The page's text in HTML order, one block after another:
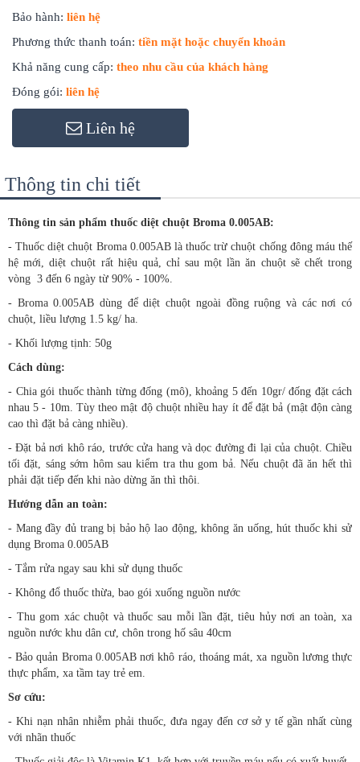
Bảo hành: liên hệ
Phương thức thanh toán: tiền mặt hoặc chuyển khoản
Khả năng cung cấp: theo nhu cầu của khách hàng
Đóng gói: liên hệ
Liên hệ
Thông tin chi tiết
Thông tin sản phẩm thuốc diệt chuột Broma 0.005AB:
- Thuốc diệt chuột Broma 0.005AB là thuốc trừ chuột chống đông máu thế
hệ mới, diệt chuột rất hiệu quả, chỉ sau một lần ăn chuột sẽ chết trong
vòng 3 đến 6 ngày từ 90% - 100%.
- Broma 0.005AB dùng để diệt chuột ngoài đồng ruộng và các nơi có
chuột, liều lượng 1.5 kg/ ha.
- Khối lượng tịnh: 50g
Cách dùng:
- Chia gói thuốc thành từng đống (mô), khoảng 5 đến 10gr/ đống đặt cách
nhau 5 - 10m. Tùy theo mật độ chuột nhiều hay ít để đặt bả (mật độn càng
cao thì đặt bả càng nhiều).
- Đặt bả nơi khô ráo, trước cửa hang và dọc đường đi lại của chuột. Chiều
tối đặt, sáng sớm hôm sau kiểm tra thu gom bả. Nếu chuột đã ăn hết thì
phải đặt tiếp đến khi nào dừng ăn thì thôi.
Hướng dẫn an toàn:
- Mang đầy đủ trang bị bảo hộ lao động, không ăn uống, hút thuốc khi sử
dụng Broma 0.005AB
- Tắm rửa ngay sau khi sử dụng thuốc
- Không đổ thuốc thừa, bao gói xuống nguồn nước
- Thu gom xác chuột và thuốc sau mỗi lần đặt, tiêu hủy nơi an toàn, xa
nguồn nước khu dân cư, chôn trong hố sâu 40cm
- Bảo quản Broma 0.005AB nơi khô ráo, thoáng mát, xa nguồn lương thực
thực phẩm, xa tầm tay trẻ em.
Sơ cứu:
- Khi nạn nhân nhiễm phải thuốc, đưa ngay đến cơ sở y tế gần nhất cùng
với nhãn thuốc